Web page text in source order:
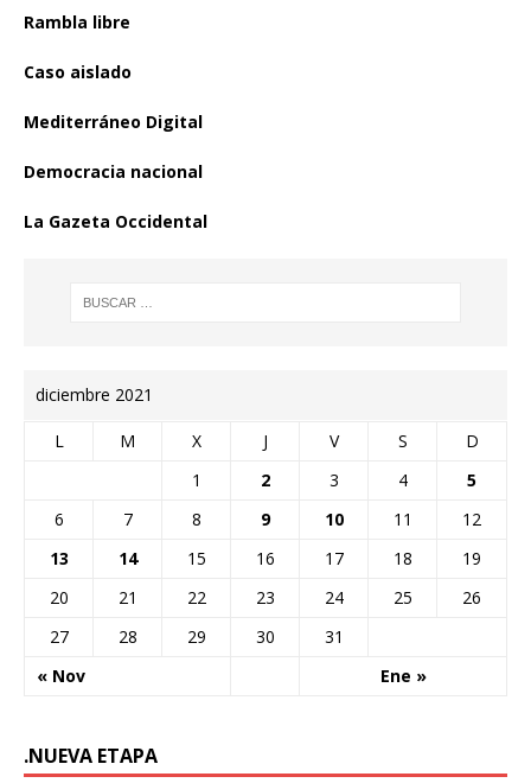
Rambla libre
Caso aislado
Mediterráneo Digital
Democracia nacional
La Gazeta Occidental
diciembre 2021
L M X J V S D
« Nov Ene »
1 2 3 4
5
6
7 8 9 10 11
12
13
14 15 16 17 18
19
20
21 22 23 24 25
26
27
28 29 30 31
.NUEVA ETAPA